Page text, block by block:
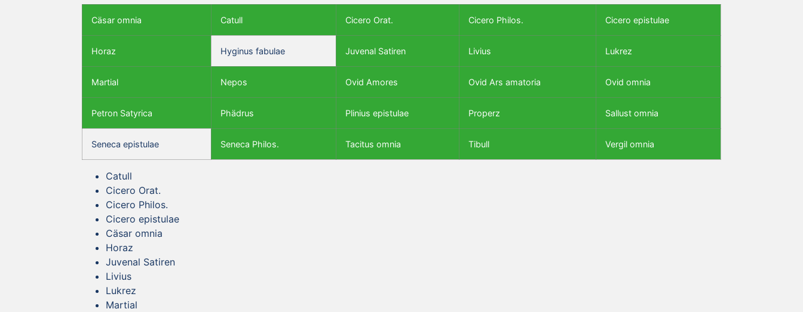
Cäsar omnia Catull Cicero Orat. Cicero Philos. Cicero epistulae
Horaz Hyginus fabulae Juvenal Satiren Livius Lukrez
Martial Nepos Ovid Amores Ovid Ars amatoria Ovid omnia
Petron Satyrica Phädrus Plinius epistulae Properz Sallust omnia
Seneca epistulae Seneca Philos. Tacitus omnia Tibull Vergil omnia
Catull
Cicero Orat.
Cicero Philos.
Cicero epistulae
Cäsar omnia
Horaz
Juvenal Satiren
Livius
Lukrez
Martial